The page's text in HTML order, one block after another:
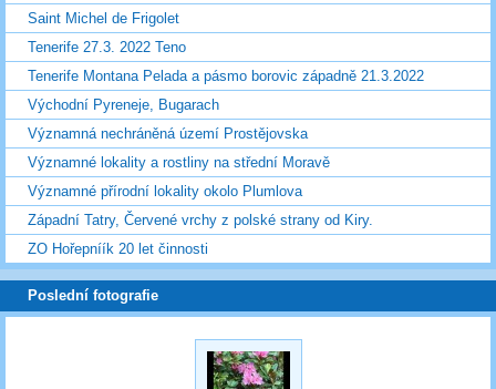
Saint Michel de Frigolet
Tenerife 27.3. 2022 Teno
Tenerife Montana Pelada a pásmo borovic západně 21.3.2022
Východní Pyreneje, Bugarach
Významná nechráněná území Prostějovska
Významné lokality a rostliny na střední Moravě
Významné přírodní lokality okolo Plumlova
Západní Tatry, Červené vrchy z polské strany od Kiry.
ZO Hořepníík 20 let činnosti
Poslední fotografie